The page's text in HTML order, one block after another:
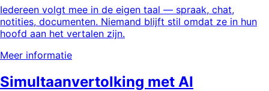
Iedereen volgt mee in de eigen taal — spraak, chat,
notities, documenten. Niemand blijft stil omdat ze in hun
hoofd aan het vertalen zijn.
Meer informatie
Simultaanvertolking met AI